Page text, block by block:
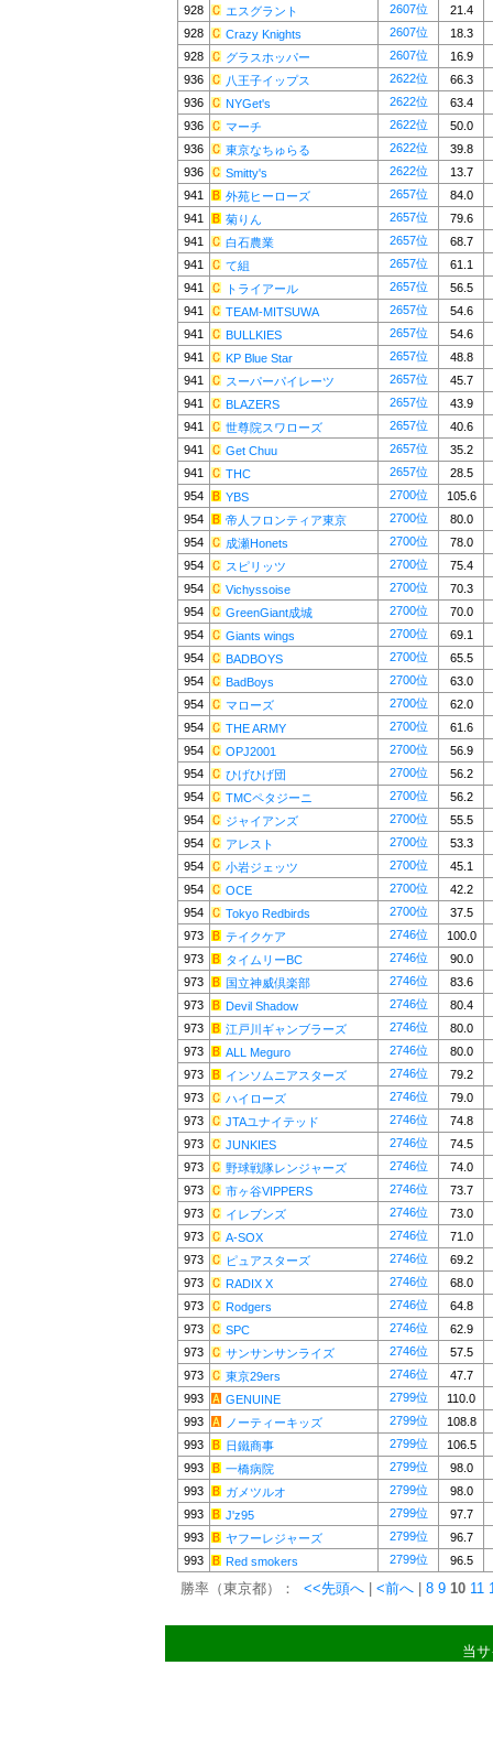
928
エスグラント 2607位
21.4
928
Crazy Knights 2607位
18.3
928
グラスホッパー 2607位
16.9
936
八王子イップス 2622位
66.3
936
NYGet's 2622位
63.4
936
マーチ 2622位
50.0
936
東京なちゅらる 2622位
39.8
936
Smitty's 2622位
13.7
941
外苑ヒーローズ 2657位
84.0
941
菊りん 2657位
79.6
941
白石農業 2657位
68.7
941
て組 2657位
61.1
941
トライアール 2657位
56.5
941
TEAM-MITSUWA 2657位
54.6
941
BULLKIES 2657位
54.6
941
KP Blue Star 2657位
48.8
941
スーパーパイレーツ 2657位
45.7
941
BLAZERS 2657位
43.9
941
世尊院スワローズ 2657位
40.6
941
Get Chuu 2657位
35.2
941
THC 2657位
28.5
954
YBS 2700位
105.6
954
帝人フロンティア東京 2700位
80.0
954
成瀬Honets 2700位
78.0
954
スピリッツ 2700位
75.4
954
Vichyssoise 2700位
70.3
954
GreenGiant成城 2700位
70.0
954
Giants wings 2700位
69.1
954
BADBOYS 2700位
65.5
954
BadBoys 2700位
63.0
954
マローズ 2700位
62.0
954
THE ARMY 2700位
61.6
954
OPJ2001 2700位
56.9
954
ひげひげ団 2700位
56.2
954
TMCペタジーニ 2700位
56.2
954
ジャイアンズ 2700位
55.5
954
アレスト 2700位
53.3
954
小岩ジェッツ 2700位
45.1
954
OCE 2700位
42.2
954
Tokyo Redbirds 2700位
37.5
973
テイクケア 2746位
100.0
973
タイムリーBC 2746位
90.0
973
国立神威倶楽部 2746位
83.6
973
Devil Shadow 2746位
80.4
973
江戸川ギャンブラーズ 2746位
80.0
973
ALL Meguro 2746位
80.0
973
インソムニアスターズ 2746位
79.2
973
ハイローズ 2746位
79.0
973
JTAユナイテッド 2746位
74.8
973
JUNKIES 2746位
74.5
973
野球戦隊レンジャーズ 2746位
74.0
973
市ヶ谷VIPPERS 2746位
73.7
973
イレブンズ 2746位
73.0
973
A-SOX 2746位
71.0
973
ピュアスターズ 2746位
69.2
973
RADIX X 2746位
68.0
973
Rodgers 2746位
64.8
973
SPC 2746位
62.9
973
サンサンサンライズ 2746位
57.5
973
東京29ers 2746位
47.7
993
GENUINE 2799位
110.0
993
ノーティーキッズ 2799位
108.8
993
日鐵商事 2799位
106.5
993
一橋病院 2799位
98.0
993
ガメツルオ 2799位
98.0
993
J'z95 2799位
97.7
993
ヤフーレジャーズ 2799位
96.7
993
Red smokers 2799位 96.5
勝率（東京都）： <<先頭へ <前へ 8 9 10 11
当